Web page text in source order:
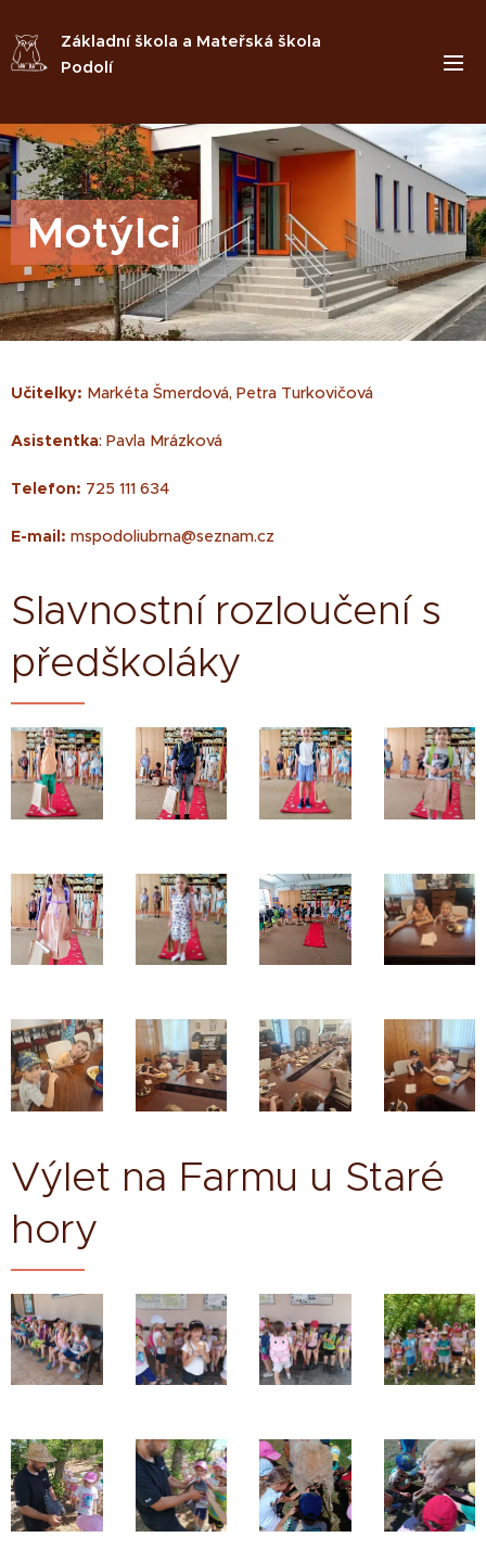
Základní škola a Mateřská škola
Podolí
Motýlci
Učitelky: Markéta Šmerdová, Petra Turkovičová
Asistentka: Pavla Mrázková
Telefon: 725 111 634
E-mail: mspodoliubrna@seznam.cz
Slavnostní rozloučení s
předškoláky
Výlet na Farmu u Staré
hory